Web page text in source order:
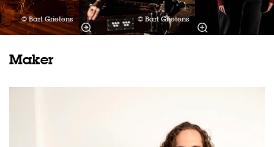
© Bart Grietens © Bart Grietens
Maker